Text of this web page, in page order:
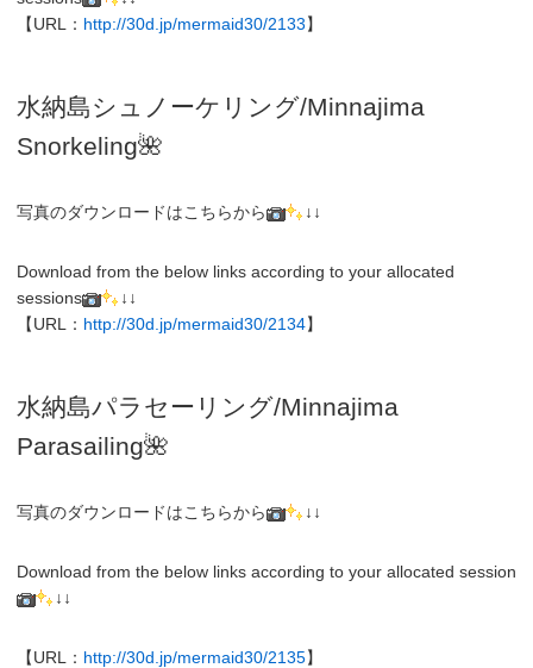
【URL： http://30d.jp/mermaid30/2133】
水納島シュノーケリング/Minnajima
Snorkeling🌺
写真のダウンロードはこちらから ↓↓
Download from the below links according to your allocated
sessions
↓↓
【URL： http://30d.jp/mermaid30/2134】
水納島パラセーリング/Minnajima
Parasailing🌺
写真のダウンロードはこちらから ↓↓
Download from the below links according to your allocated session
↓↓
【URL： http://30d.jp/mermaid30/2135】